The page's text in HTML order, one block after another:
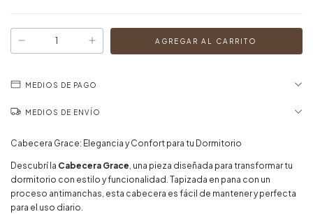
MEDIOS DE PAGO
MEDIOS DE ENVÍO
Cabecera Grace: Elegancia y Confort para tu Dormitorio
Descubrí la Cabecera Grace , una pieza diseñada para transformar tu
dormitorio con estilo y funcionalidad. Tapizada en pana con un
proceso antimanchas, esta cabecera es fácil de mantener y perfecta
para el uso diario.